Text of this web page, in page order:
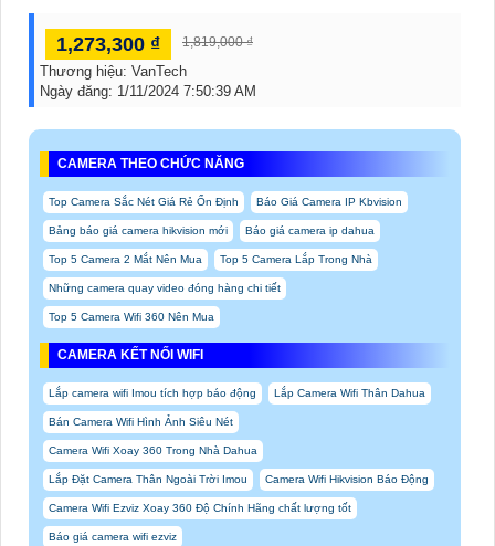
1,273,300 ₫ 1,819,000 ₫
Thương hiệu: VanTech
Ngày đăng: 1/11/2024 7:50:39 AM
CAMERA THEO CHỨC NĂNG
Top Camera Sắc Nét Giá Rẻ Ổn Định Báo Giá Camera IP Kbvision
Bảng báo giá camera hikvision mới Báo giá camera ip dahua
Top 5 Camera 2 Mắt Nên Mua Top 5 Camera Lắp Trong Nhà
Những camera quay video đóng hàng chi tiết
Top 5 Camera Wifi 360 Nên Mua
CAMERA KẾT NỐI WIFI
Lắp camera wifi Imou tích hợp báo động Lắp Camera Wifi Thân Dahua
Bán Camera Wifi Hình Ảnh Siêu Nét
Camera Wifi Xoay 360 Trong Nhà Dahua
Lắp Đặt Camera Thân Ngoài Trời Imou Camera Wifi Hikvision Báo Động
Camera Wifi Ezviz Xoay 360 Độ Chính Hãng chất lượng tốt
Báo giá camera wifi ezviz